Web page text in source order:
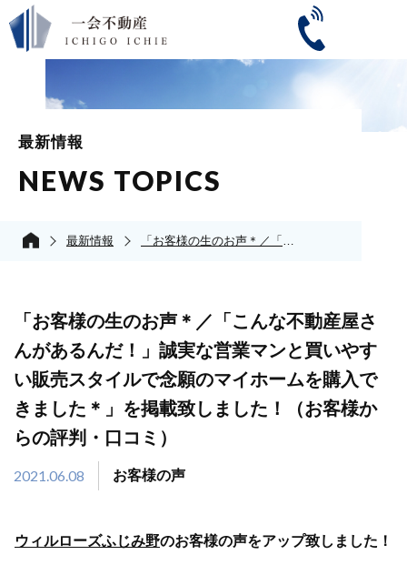
最新情報
NEWS TOPICS
最新情報 「お客様の生のお声＊／「こんな不動産屋さんがあるんだ！」誠実な営業マンと買いやすい販売スタイルで念願のマイホームを購入できました＊」を掲載致しました！（お客様からの評判・口コミ）
「お客様の生のお声＊／「こんな不動産屋さ
んがあるんだ！」誠実な営業マンと買いやす
い販売スタイルで念願のマイホームを購入で
きました＊」を掲載致しました！（お客様か
らの評判・口コミ）
2021.06.08 お客様の声
ウィルローズふじみ野のお客様の声をアップ致しました！